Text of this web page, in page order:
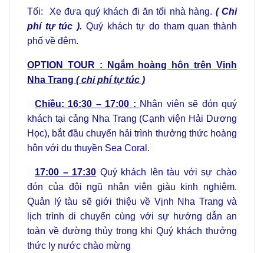
Tối: Xe đưa quý khách đi ăn tối nhà hàng. ( Chi
phí tự túc ). Quý khách tự do tham quan thành
phố về đêm.
OPTION TOUR : Ngắm hoàng hôn trên Vịnh
Nha Trang ( chi phí tự túc )
Chiều: 16:30 – 17:00 : Nhân viên sẽ đón quý
khách tại cảng Nha Trang (Cạnh viện Hải Dương
Học), bắt đầu chuyến hải trình thưởng thức hoàng
hôn với du thuyền Sea Coral.
17:00 – 17:30 Quý khách lên tàu với sự chào
đón của đội ngũ nhân viên giàu kinh nghiệm.
Quản lý tàu sẽ giới thiệu về Vịnh Nha Trang và
lịch trình di chuyển cùng với sự hướng dẫn an
toàn về đường thủy trong khi Quý khách thưởng
thức ly nước chào mừng